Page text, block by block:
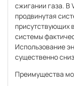
сжигании газа. В
продвинутая
присутствующих
системы
Использование
существенно
Преимущества